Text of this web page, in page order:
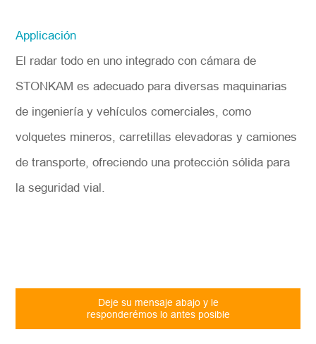
Applicación
El radar todo en uno integrado con cámara de
STONKAM es adecuado para diversas maquinarias
de ingeniería y vehículos comerciales, como
volquetes mineros, carretillas elevadoras y camiones
de transporte, ofreciendo una protección sólida para
la seguridad vial.
Deje su mensaje abajo y le
responderémos lo antes posible